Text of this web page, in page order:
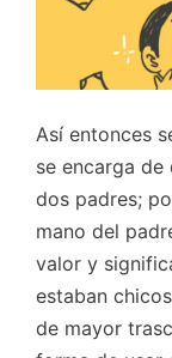
Así entonces
se encarga
dos padres;
mano del
valor y
estaban
de mayor